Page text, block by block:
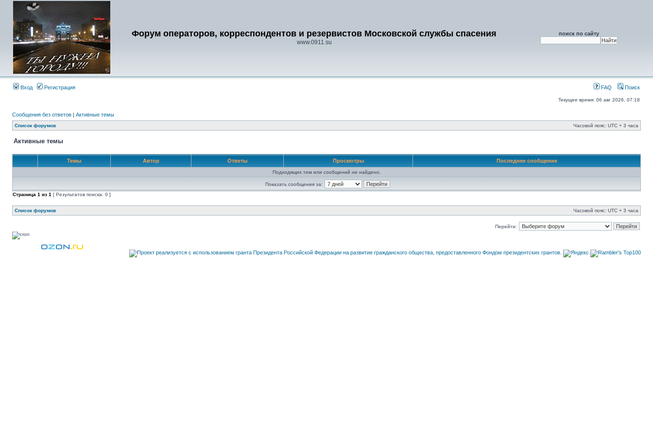
Форум операторов, корреспондентов и резервистов Московской службы спасения
www.0911.su
поиск по сайту
Вход Регистрация FAQ Поиск
Текущее время: 06 авг 2026, 07:18
Сообщения без ответов | Активные темы
Список форумов Часовой пояс: UTC + 3 часа
Активные темы
Темы Автор Ответы Просмотры Последнее сообщение
Подходящих тем или сообщений не найдено.
Показать сообщения за:
Страница 1 из 1 [ Результатов поиска: 0 ]
Список форумов Часовой пояс: UTC + 3 часа
Перейти: